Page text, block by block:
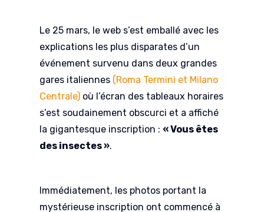
Le 25 mars, le web s’est emballé avec les
explications les plus disparates d’un
événement survenu dans deux grandes
gares italiennes (Roma Termini et Milano
Centrale)où l’écran des tableaux horaires
s’est soudainement obscurci et a affiché
la gigantesque inscription : « Vous êtes
des insectes ».
Immédiatement, les photos portant la
mystérieuse inscription ont commencé à